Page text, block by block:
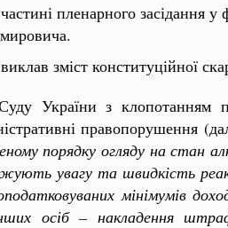
пленарного засідання
виклав зміст конституційної
України з клопотанням
правопорушення
порядку огляду на стан
увагу та швидкість
мінімумів
осіб – накладення